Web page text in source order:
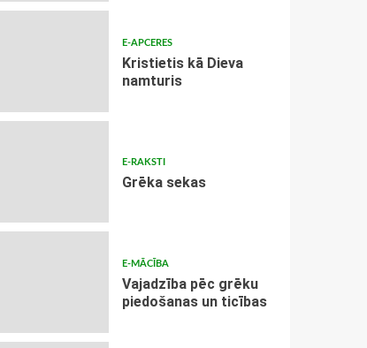
E-APCERES
Kristietis kā Dieva
namturis
E-RAKSTI
Grēka sekas
E-MĀCĪBA
Vajadzība pēc grēku
piedošanas un ticības